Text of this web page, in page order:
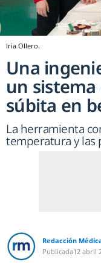
Iria Ollero.
Una
un
súbita en
La herramienta
temperatura y las
Redacción
Publicada12 abril